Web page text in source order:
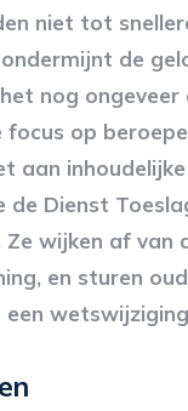
niet tot
de
nog
focus op
Dienst
wijken af van
en sturen